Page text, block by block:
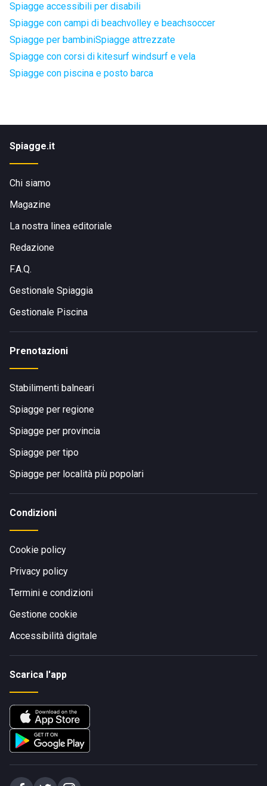
Spiagge accessibili per disabili
Spiagge con campi di beachvolley e beachsoccer
Spiagge per bambiniSpiagge attrezzate
Spiagge con corsi di kitesurf windsurf e vela
Spiagge con piscina e posto barca
Spiagge.it
Chi siamo
Magazine
La nostra linea editoriale
Redazione
F.A.Q.
Gestionale Spiaggia
Gestionale Piscina
Prenotazioni
Stabilimenti balneari
Spiagge per regione
Spiagge per provincia
Spiagge per tipo
Spiagge per località più popolari
Condizioni
Cookie policy
Privacy policy
Termini e condizioni
Gestione cookie
Accessibilità digitale
Scarica l'app